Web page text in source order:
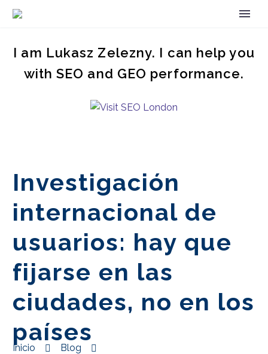
I am Lukasz Zelezny. I can help you
with SEO and GEO performance.
Investigación
internacional de
usuarios: hay que
fijarse en las
ciudades, no en los
países
Inicio
Blog